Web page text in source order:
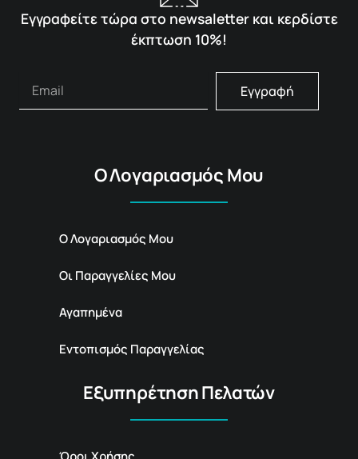
Εγγραφείτε τώρα στο newsaletter και κερδίστε
έκπτωση 10%!
Εγγραφή
Ο Λογαριασμός Μου
Ο Λογαριασμός Μου
Οι Παραγγελίες Μου
Αγαπημένα
Εντοπισμός Παραγγελίας
Εξυπηρέτηση Πελατών